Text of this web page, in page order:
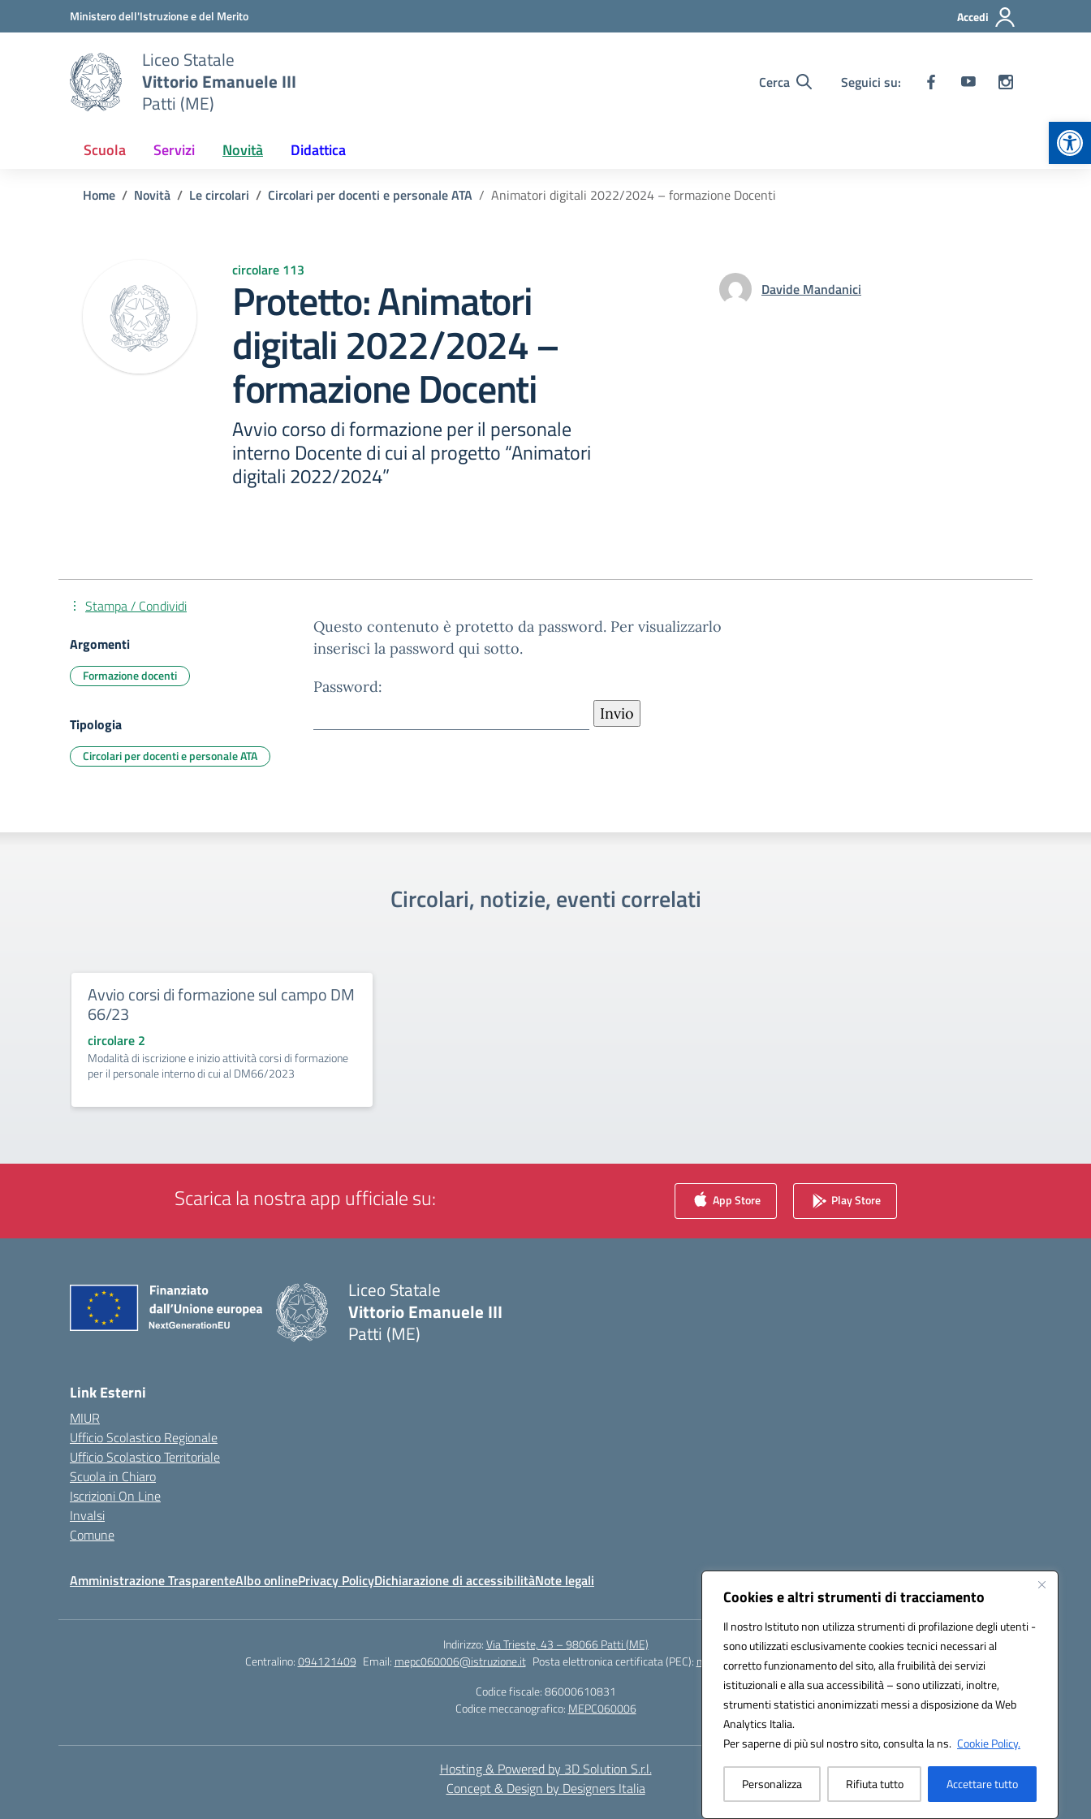
Cookies e altri strumenti di tracciamento
Il nostro Istituto non utilizza strumenti di profilazione degli utenti -
sono utilizzati esclusivamente cookies tecnici necessari al
corretto funzionamento del sito, alla fruibilità dei servizi
istituzionali e alla sua accessibilità – sono utilizzati, inoltre,
strumenti statistici anonimizzati messi a disposizione da Web
Analytics Italia.
Per saperne di più sul nostro sito, consulta la ns. Cookie Policy.
Personalizza Rifiuta tutto Accettare tutto
Vai ai contenuti
Vai al menu di navigazioneMinistero dell'Istruzione e del Merito Accedi
Liceo Statale
Vittorio Emanuele III
Patti (ME)
Cerca Seguici su:
Scuola Servizi Novità Didattica
Home Novità Le circolari Circolari per docenti e personale ATA Animatori digitali 2022/2024 – formazione Docenti
circolare 113
Protetto: Animatori
digitali 2022/2024 –
formazione Docenti
Avvio corso di formazione per il personale
interno Docente di cui al progetto “Animatori
digitali 2022/2024”
Davide Mandanici
Questo contenuto è protetto da password. Per visualizzarlo
inserisci la password qui sotto.
Password:
Stampa / Condividi
Argomenti
Formazione docenti
Tipologia
Circolari per docenti e personale ATA
Circolari, notizie, eventi correlati
Avvio corsi di formazione sul campo DM
66/23
circolare 2
Modalità di iscrizione e inizio attività corsi di formazione
per il personale interno di cui al DM66/2023
Scarica la nostra app ufficiale su: App Store Play Store
Liceo Statale
Vittorio Emanuele III
Patti (ME)
Link Esterni
MIUR
Ufficio Scolastico Regionale
Ufficio Scolastico Territoriale
Scuola in Chiaro
Iscrizioni On Line
Invalsi
Comune
Amministrazione TrasparenteAlbo onlinePrivacy PolicyDichiarazione di accessibilitàNote legali Seguici su:
Indirizzo:Via Trieste, 43 – 98066 Patti (ME)
Centralino:094121409 Email: mepc060006@istruzione.it Posta elettronica certificata (PEC): mepc060006@pec.istruzione.it
Codice fiscale: 86000610831
Codice meccanografico: MEPC060006
Hosting & Powered by 3D Solution S.r.l.
Concept & Design by Designers Italia